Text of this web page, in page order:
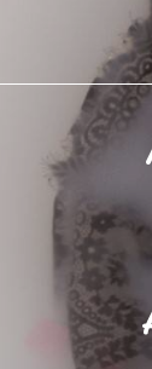
Panneau de